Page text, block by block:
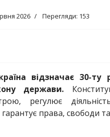
2026 Перегляди: 153
відзначає 30-ту
держави.
регулює
права, свободи